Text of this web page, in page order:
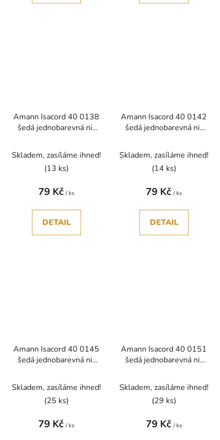
Amann Isacord 40 0138
šedá jednobarevná nit
Skladem, zasíláme ihned!
(13 ks)
79 Kč / ks
DETAIL
Amann Isacord 40 0142
šedá jednobarevná nit
Skladem, zasíláme ihned!
(14 ks)
79 Kč / ks
DETAIL
Amann Isacord 40 0145
šedá jednobarevná nit
Skladem, zasíláme ihned!
(25 ks)
79 Kč / ks
Amann Isacord 40 0151
šedá jednobarevná nit
Skladem, zasíláme ihned!
(29 ks)
79 Kč / ks